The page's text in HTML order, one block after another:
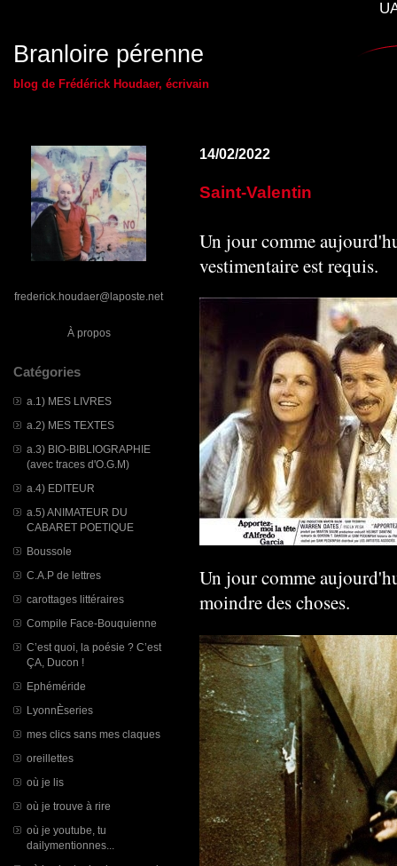
Branloire pérenne
blog de Frédérick Houdaer, écrivain
frederick.houdaer@laposte.net
À propos
Catégories
a.1) MES LIVRES
a.2) MES TEXTES
a.3) BIO-BIBLIOGRAPHIE
(avec traces d'O.G.M)
a.4) EDITEUR
a.5) ANIMATEUR DU
CABARET POETIQUE
Boussole
C.A.P de lettres
carottages littéraires
Compile Face-Bouquienne
C’est quoi, la poésie ? C’est
ÇA, Ducon !
Ephéméride
LyonnÈseries
mes clics sans mes claques
oreillettes
où je lis
où je trouve à rire
où je youtube, tu
dailymentionnes...
14/02/2022
Saint-Valentin
Un jour comme
vestimentaire est requis.
Un jour comme
moindre des choses.